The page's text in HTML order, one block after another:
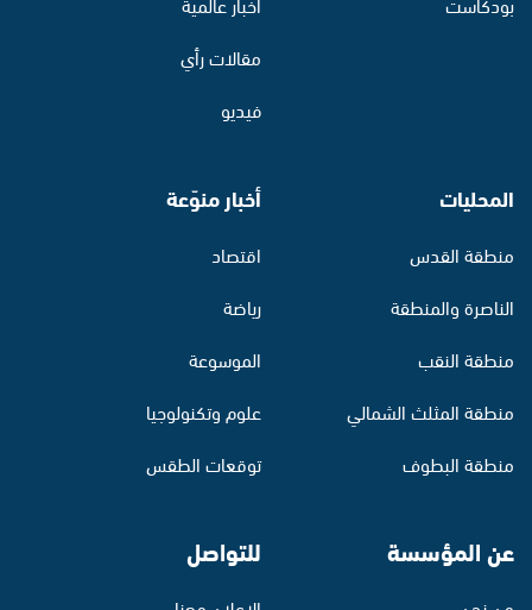
مقالات رأي
فيديو
المحليات
منطقة القدس
الناصرة والمنطقة
منطقة النقب
منطقة المثلث الشمالي
منطقة البطوف
أخبار منوّعة
اقتصاد
رياضة
الموسوعة
علوم وتكنولوجيا
توقعات الطقس
عن المؤسسة للتواصل